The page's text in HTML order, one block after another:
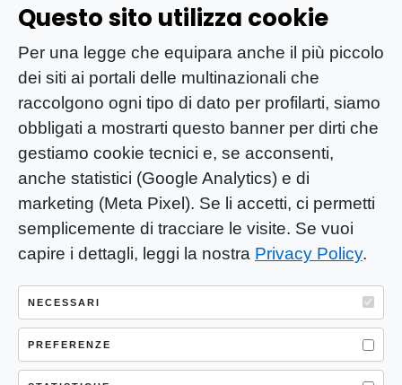
Questo sito utilizza cookie
Per una legge che equipara anche il più piccolo
dei siti ai portali delle multinazionali che
raccolgono ogni tipo di dato per profilarti, siamo
obbligati a mostrarti questo banner per dirti che
gestiamo cookie tecnici e, se acconsenti,
anche statistici (Google Analytics) e di
marketing (Meta Pixel). Se li accetti, ci permetti
semplicemente di tracciare le visite. Se vuoi
capire i dettagli, leggi la nostra Privacy Policy.
NECESSARI
PREFERENZE
YOU-ng Slow Journalism è una testata
giornalistica di proprietà di Mastino S.R.L.
Registrazione presso Trib. Santa Maria
Capua Vetere (CE) n° 900 del 31/01/2025 |
ISSN 3103-4683